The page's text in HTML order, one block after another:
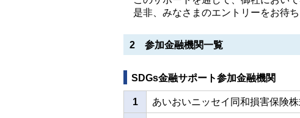
是非、みなさまのエントリーをお待ち
2 参加金融機関一覧
SDGs金融サポート参加金融機関
1 あいおいニッセイ同和損害保険